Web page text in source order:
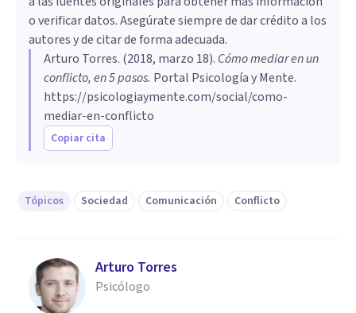
o verificar datos. Asegúrate siempre de dar crédito a los
autores y de citar de forma adecuada.
Arturo Torres. (2018, marzo 18). Cómo mediar en un
conflicto, en 5 pasos. Portal Psicología y Mente.
https://psicologiaymente.com/social/como-
mediar-en-conflicto
Copiar cita
Tópicos Sociedad Comunicación Conflicto
Arturo Torres
Psicólogo